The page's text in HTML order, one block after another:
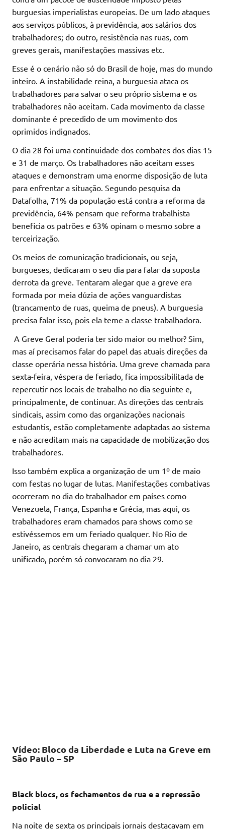
burguesias imperialistas europeias. De um lado ataques
aos serviços públicos, à previdência, aos salários dos
trabalhadores; do outro, resistência nas ruas, com
greves gerais, manifestações massivas etc.
Esse é o cenário não só do Brasil de hoje, mas do mundo
inteiro. A instabilidade reina, a burguesia ataca os
trabalhadores para salvar o seu próprio sistema e os
trabalhadores não aceitam. Cada movimento da classe
dominante é precedido de um movimento dos
oprimidos indignados.
O dia 28 foi uma continuidade dos combates dos dias 15
e 31 de março. Os trabalhadores não aceitam esses
ataques e demonstram uma enorme disposição de luta
para enfrentar a situação. Segundo pesquisa da
Datafolha, 71% da população está contra a reforma da
previdência, 64% pensam que reforma trabalhista
beneficia os patrões e 63% opinam o mesmo sobre a
terceirização.
Os meios de comunicação tradicionais, ou seja,
burgueses, dedicaram o seu dia para falar da suposta
derrota da greve. Tentaram alegar que a greve era
formada por meia dúzia de ações vanguardistas
(trancamento de ruas, queima de pneus). A burguesia
precisa falar isso, pois ela teme a classe trabalhadora.
A Greve Geral poderia ter sido maior ou melhor? Sim,
mas aí precisamos falar do papel das atuais direções da
classe operária nessa história. Uma greve chamada para
sexta-feira, véspera de feriado, fica impossibilitada de
repercutir nos locais de trabalho no dia seguinte e,
principalmente, de continuar. As direções das centrais
sindicais, assim como das organizações nacionais
estudantis, estão completamente adaptadas ao sistema
e não acreditam mais na capacidade de mobilização dos
trabalhadores.
Isso também explica a organização de um 1º de maio
com festas no lugar de lutas. Manifestações combativas
ocorreram no dia do trabalhador em países como
Venezuela, França, Espanha e Grécia, mas aqui, os
trabalhadores eram chamados para shows como se
estivéssemos em um feriado qualquer. No Rio de
Janeiro, as centrais chegaram a chamar um ato
unificado, porém só convocaram no dia 29.
Vídeo: Bloco da Liberdade e Luta na Greve em
São Paulo – SP
Black blocs, os fechamentos de rua e a repressão
policial
Na noite de sexta os principais jornais destacavam em